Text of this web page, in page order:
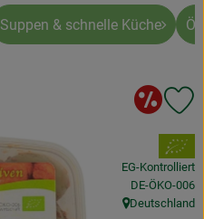
Suppen & schnelle Küche
, Verband:
EG-Kontrolliert
, Kontrollstelle:
DE-ÖKO-006
, Herkunft:
Deutschland